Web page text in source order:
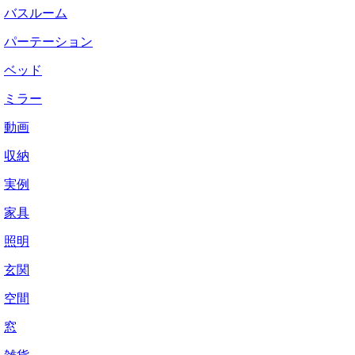
バスルーム
パーテーション
ベッド
ミラー
動画
収納
実例
家具
照明
玄関
空間
窓